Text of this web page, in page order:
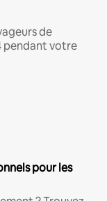
de
pendant votre
pour les